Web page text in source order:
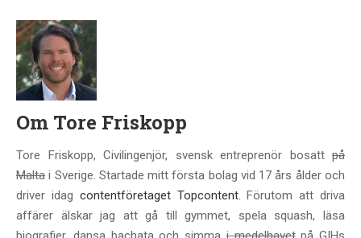
Om Tore Friskopp
Tore Friskopp, Civilingenjör, svensk entreprenör bosatt på
Malta i Sverige. Startade mitt första bolag vid 17 års ålder och
driver idag contentföretaget Topcontent. Förutom att driva
affärer älskar jag att gå till gymmet, spela squash, läsa